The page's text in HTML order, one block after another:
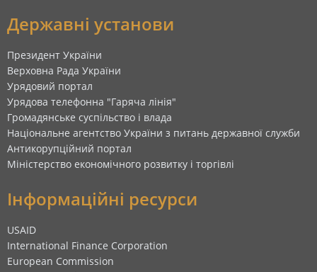
Державні установи
Президент України
Верховна Рада України
Урядовий портал
Урядова телефонна "Гаряча лінія"
Громадянське суспільство і влада
Національне агентство України з питань державної служби
Антикорупційний портал
Міністерство економічного розвитку і торгівлі
Інформаційні ресурси
USAID
International Finance Corporation
European Commission